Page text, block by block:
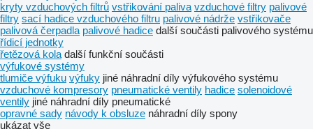
kryty vzduchových filtrů vstřikování paliva vzduchové filtry palivové
filtry sací hadice vzduchového filtru palivové nádrže vstřikovače
palivová čerpadla palivové hadice další součásti palivového systému
řídicí jednotky
řetězová kola další funkční součásti
výfukové systémy
tlumiče výfuku výfuky jiné náhradní díly výfukového systému
vzduchové kompresory pneumatické ventily hadice solenoidové
ventily jiné náhradní díly pneumatické
opravné sady návody k obsluze náhradní díly spony
ukázat vše